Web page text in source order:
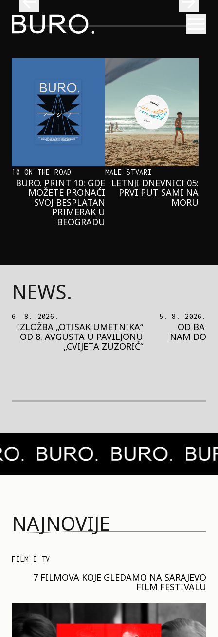
BURO.
KAD SE ISPOD TRGA REPUBLIKE
ZAČUJE OKEAN: SVE O IZLOŽBI
„ATLANTIS”
10 ON THE ROAD
BURO. PRINT 10: GDE
MOŽETE PRONAĆI
SVOJ BESPLATAN
PRIMERAK U
BEOGRADU
MALE STVARI
LETNJI DNEVNICI 05:
PRVI PUT SAMI NA
MORU
NEWS.
5. 8. 2026.
OD BAROKA DO REJVA: ŠTA
NAM DONOSI NOVI BUPBAP
FESTIVAL?
5. 8. 2026.
PEDJA
MOTIVE
NAJNOVIJE
FILM I TV
7 FILMOVA KOJE GLEDAMO NA SARAJEVO
FILM FESTIVALU